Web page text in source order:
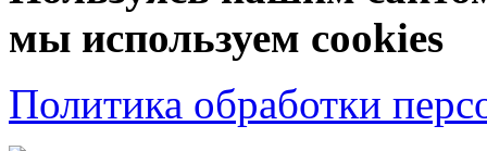
мы используем cookies
Политика обработки